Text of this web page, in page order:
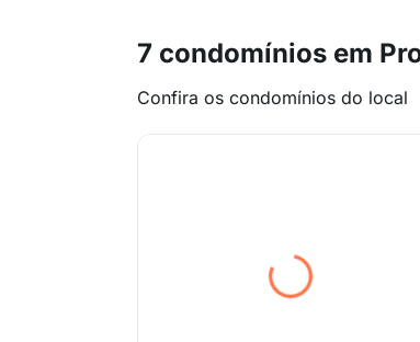
7 condomínios em
Confira os condomínios do local